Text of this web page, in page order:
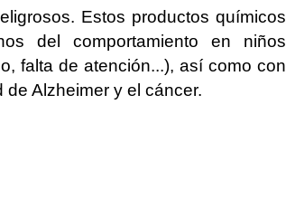
Estos productos químicos
del comportamiento en niños
falta de atención...), así como con
Alzheimer y el cáncer.